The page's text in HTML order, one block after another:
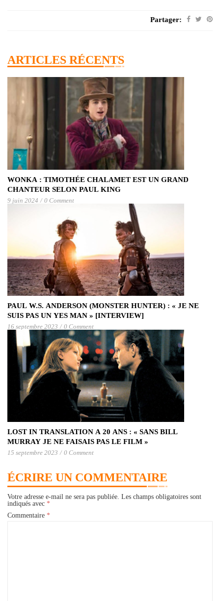
Partager:
ARTICLES RÉCENTS
WONKA : TIMOTHÉE CHALAMET EST UN GRAND
CHANTEUR SELON PAUL KING
9 juin 2024 / 0 Comment
PAUL W.S. ANDERSON (MONSTER HUNTER) : « JE NE
SUIS PAS UN YES MAN » [INTERVIEW]
16 septembre 2023 / 0 Comment
LOST IN TRANSLATION A 20 ANS : « SANS BILL
MURRAY JE NE FAISAIS PAS LE FILM »
15 septembre 2023 / 0 Comment
ÉCRIRE UN COMMENTAIRE
Votre adresse e-mail ne sera pas publiée. Les champs obligatoires sont
indiqués avec *
Commentaire *